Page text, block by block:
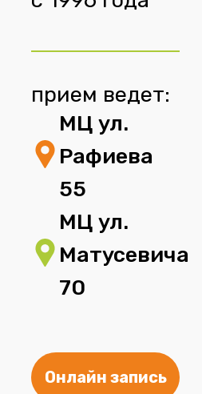
прием ведет:
МЦ ул.
Рафиева
55
МЦ ул.
Матусевича
70
Онлайн запись